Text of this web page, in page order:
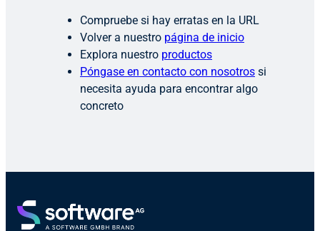
Compruebe si hay erratas en la URL
Volver a nuestro página de inicio
Explora nuestro productos
Póngase en contacto con nosotros si
necesita ayuda para encontrar algo
concreto